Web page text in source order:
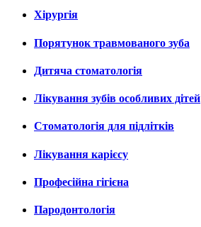
Хірургія
Порятунок травмованого зуба
Дитяча стоматологія
Лікування зубів особливих дітей
Стоматологія для підлітків
Лікування карієсу
Професійна гігієна
Пародонтологія